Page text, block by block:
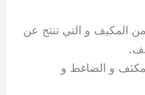
المكيف و التي تنتج عن
و الضاغط و